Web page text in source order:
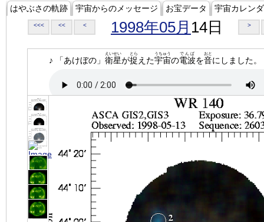
はやぶさの軌跡 宇宙からのメッセージ お宝データ 宇宙カレン
<<< << < 1998年05月 14日 >
♪ 「あけぼの」 衛星
えいせい
が捉
とら
えた宇宙
うちゅう
の電波
でんぱ
を音
おと
にしました。